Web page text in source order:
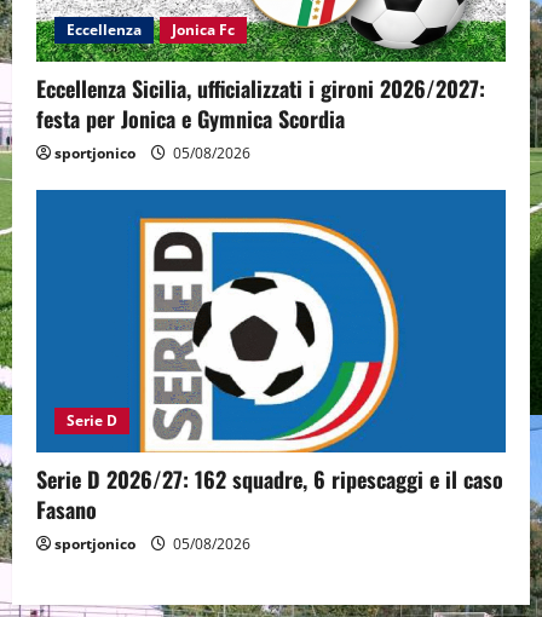
Eccellenza Jonica Fc
Eccellenza Sicilia, ufficializzati i gironi 2026/2027:
festa per Jonica e Gymnica Scordia
sportjonico 05/08/2026
Serie D
Serie D 2026/27: 162 squadre, 6 ripescaggi e il caso
Fasano
sportjonico 05/08/2026